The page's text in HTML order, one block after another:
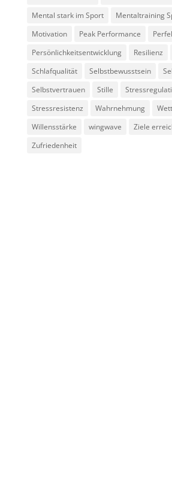
Mental stark im Sport
Mentaltraining
Motivation
Peak Performance
Persönlichkeitsentwicklung
Resilienz
Schlafqualität
Selbstbewusstsein
Selbstvertrauen
Stille
Stressresistenz
Wahrnehmung
Willensstärke
wingwave
Ziele
Zufriedenheit